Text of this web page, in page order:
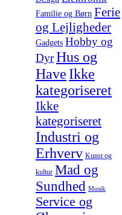
Familie og Børn Ferie
og Lejligheder
Gadgets Hobby og
DyrHus og
Have Ikke
kategoriseret
Ikke
kategoriseret
Industri og
Erhverv Kunst og
kultur Mad og
Sundhed Musik
Service og